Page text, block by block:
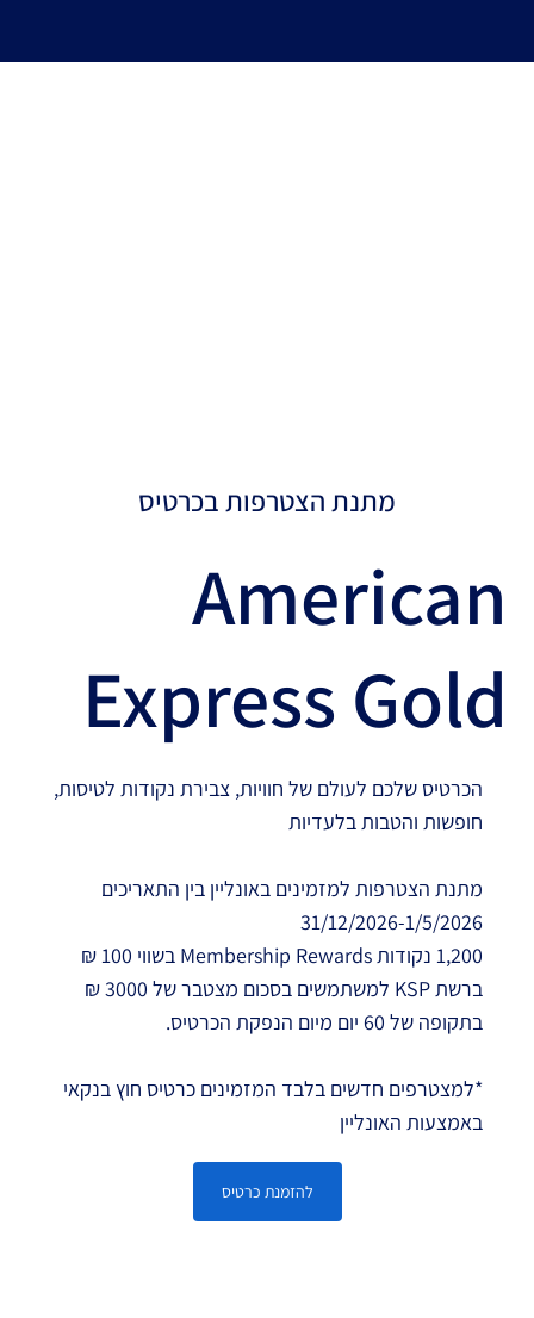
מתנת הצטרפות בכרטיס
American
Express Gold
הכרטיס שלכם לעולם של חוויות, צבירת נקודות לטיסות,
חופשות והטבות בלעדיות
מתנת הצטרפות למזמינים באונליין בין התאריכים
31/12/2026-1/5/2026
1,200 נקודות Membership Rewards בשווי 100 ₪
ברשת KSP למשתמשים בסכום מצטבר של 3000 ₪
בתקופה של 60 יום מיום הנפקת הכרטיס.
*למצטרפים חדשים בלבד המזמינים כרטיס חוץ בנקאי
באמצעות האונליין
להזמנת כרטיס